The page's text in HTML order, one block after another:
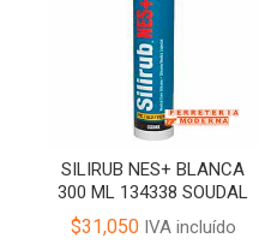
SILIRUB NES+ BLANCA
300 ML 134338 SOUDAL
$31,050IVA incluído